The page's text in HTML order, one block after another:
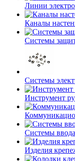
Линии
Каналы
Системы
Системы
Инструмент
Системы
Изделия